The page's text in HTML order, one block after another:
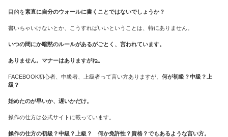
目的を素直に自分のウォールに書くことではないでしょうか？
書いちゃいけないとか、こうすればいいということは、特にありません。
いつの間にか暗黙のルールがあるがごとく、言われています。
ありません。マナーはありますがね。
FACEBOOK初心者、中級者、上級者って言い方ありますが、 何が初級？中級？上
級？
始めたのが早いか、遅いかだけ。
操作の仕方は公式サイトに載っています。
操作の仕方の初級？中級？上級？ 何か免許性？資格？でもあるような言い方。